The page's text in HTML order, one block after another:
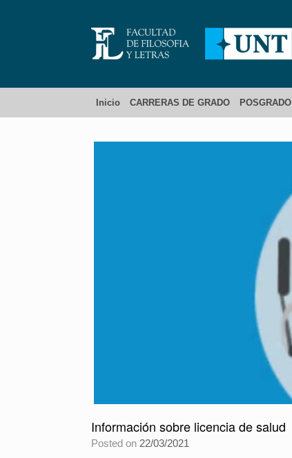
Inicio CARRERAS DE GRADO POSGRADO
Información sobre licencia de salud
Posted on 22/03/2021